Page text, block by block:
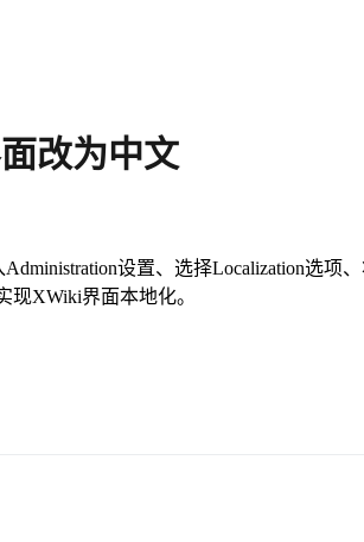
改为中文
设置、选择Localization选
XWiki界面本地化。